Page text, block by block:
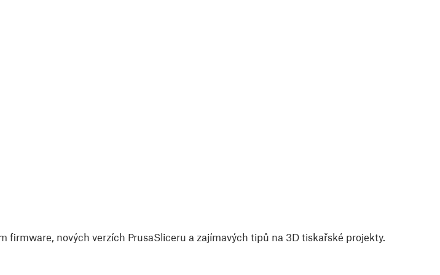
firmware, nových verzích PrusaSliceru a zajímavých tipů na 3D tiskařské projekty.